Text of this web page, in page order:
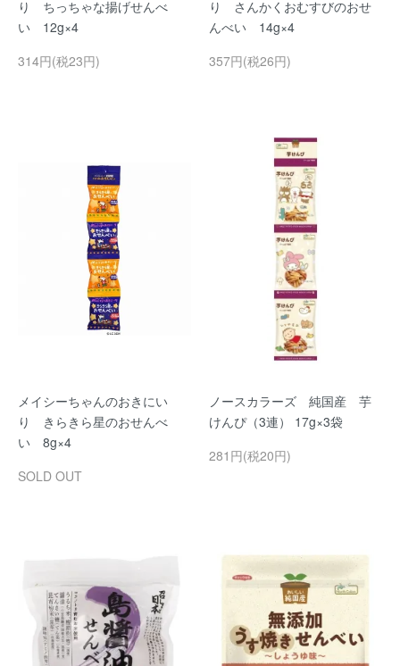
り ちっちゃな揚げせんべ
い 12g×4
314円(税23円)
り さんかくおむすびのおせ
んべい 14g×4
357円(税26円)
メイシーちゃんのおきにい
り きらきら星のおせんべ
い 8g×4
SOLD OUT
ノースカラーズ 純国産 芋
けんぴ（3連） 17g×3袋
281円(税20円)